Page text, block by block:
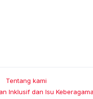
Tentang kami
Inklusif dan Isu